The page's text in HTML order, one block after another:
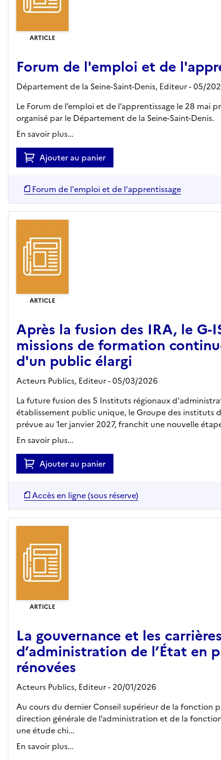
ARTICLE
Forum de l'emploi et de
Département de la Seine-Saint-Denis, Editeur- 05/
Le Forum de l’emploi et de l’apprentissage le 28 mai
organisé par le Département de la Seine-Saint-Denis.
En savoir plus...
Ajouter au panier
Forum de l'emploi et de l'apprentissage
ARTICLE
Après la fusion des IRA, le G-
missions de formation
d'un public élargi
Acteurs Publics, Editeur- 05/03/2026
La future fusion des 5 Instituts régionaux
établissement public unique, le Groupe des instituts
prévue au 1er janvier 2027, franchit une nouvelle
En savoir plus...
Ajouter au panier
Accès en ligne (sous réserve)
ARTICLE
La gouvernance et les
d’administration de l’État en
rénovées
Acteurs Publics, Editeur- 20/01/2026
Au cours du dernier Conseil supérieur de la fonction
direction générale de l’administration et de la
une étude chi...
En savoir plus...